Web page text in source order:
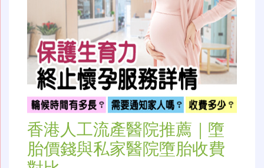
香港人工流產醫院推薦｜墮
胎價錢與私家醫院墮胎收費